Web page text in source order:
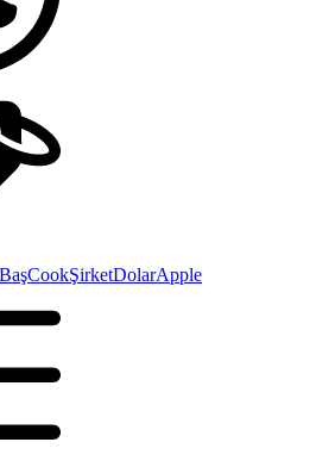
BaşCookŞirketDolarApple